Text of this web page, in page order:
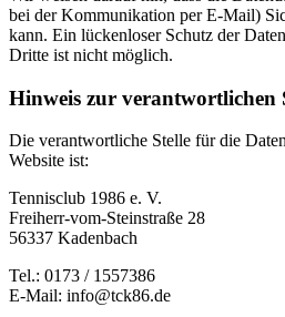
bei der Kommunikation per E-Mail)
kann. Ein lückenloser Schutz der
Dritte ist nicht möglich.
Hinweis zur verantwortlichen
Die verantwortliche Stelle für die
Website ist:
Tennisclub 1986 e. V.
Freiherr-vom-Steinstraße 28
56337 Kadenbach
Tel.: 0173 / 1557386
E-Mail: info@tck86.de